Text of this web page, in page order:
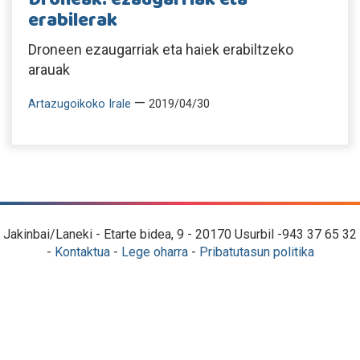
erabilerak
Droneen ezaugarriak eta haiek erabiltzeko
arauak
Artazugoikoko Irale — 2019/04/30
Jakinbai/Laneki - Etarte bidea, 9 - 20170 Usurbil -943 37 65 32
- Kontaktua- Lege oharra- Pribatutasun politika